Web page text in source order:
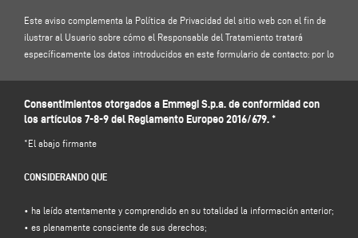
Este aviso complementa la Política de Privacidad del sitio web con el fin de
ilustrar al Usuario sobre cómo el Responsable del Tratamiento tratará
específicamente los datos introducidos en este formulario de contacto: por lo
1. RESPONSABLE DEL TRATAMIENTO Y RESPONSABLE DE LA PROTECCIÓN DE
DATOS
Responsable del tratamiento: Emmegi S.p.a., en la persona de su
41019 - Limidi di Soliera (MO) - Italia, e-mail
Responsable de la protección de datos (RPD): Dr. Donato Eugenio Caccavella,
dirección de correo electrónico:
voilap@amicadpo.euz
Consentimientos otorgados a Emmegi S.p.a. de conformidad con
los artículos 7-8-9 del Reglamento Europeo 2016/679. *
*El abajo firmante
CONSIDERANDO QUE
• ha leído atentamente y comprendido en su totalidad la información anterior;
• es plenamente consciente de sus derechos;